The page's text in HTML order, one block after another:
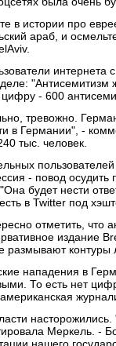
в истории про
араб, и
интернета
"Антисемитизм
- 600
тревожно.
в Германии", -
тыс. человек.
- повод
будет нести
в Twitter под
отметить, что
издание
размывают
нападения в
То есть нет
Меркель. -